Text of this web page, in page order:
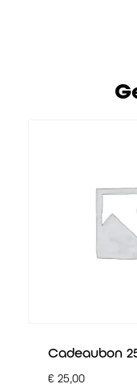
Cadeaubon
€ 25,00